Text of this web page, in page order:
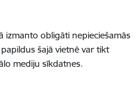
izmanto obligāti nepieciešamās
šajā vietnē var tikt
mediju sīkdatnes.